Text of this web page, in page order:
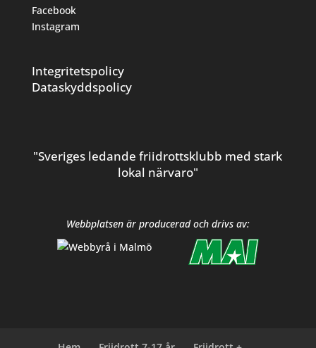
Facebook
Instagram
Integritetspolicy
Dataskyddspolicy
"Sveriges ledande friidrottsklubb med stark
lokal närvaro"
Webbplatsen är producerad och drivs av: